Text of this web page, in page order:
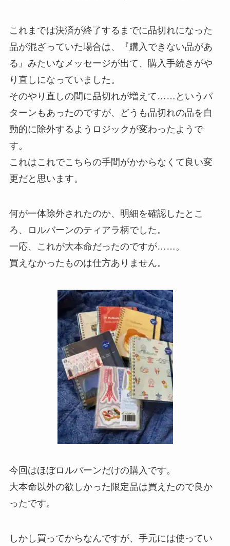
これまでは決済が終了するまでに品切れになった
品が混ざっていた場合は、『購入できない品があ
る』みたいなメッセージが出て、購入手続きがや
り直しになっていました。
そのやり直しの間に品切れが増えて……というパ
ターンもあったのですが、どうも品切れの品を自
動的に除外するようロジックが変わったようで
す。
これはこれでこちらの手間がかからなくて良い変
更だと思います。
何が一体除外されたのか、明細を確認したとこ
ろ、ロルバーンのティアラ柄でした。
一応、これが大本命だったのですが……。
買えなかったものは仕方ありません。
今回はほぼロルバーンだけの購入です。
大本命以外の欲しかった限定品は買えたので良か
ったです。
しかし買ってからなんですが、手元には使ってい